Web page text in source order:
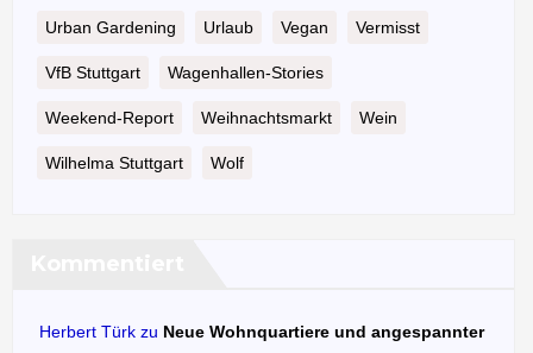
Urban Gardening Urlaub Vegan Vermisst
VfB Stuttgart Wagenhallen-Stories
Weekend-Report Weihnachtsmarkt Wein
Wilhelma Stuttgart Wolf
Herbert Türk zu Neue Wohnquartiere und angespannter